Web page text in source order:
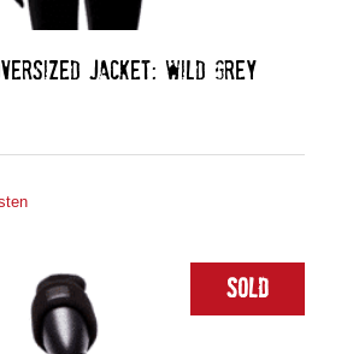
JACKET: WILD GREY
Sold